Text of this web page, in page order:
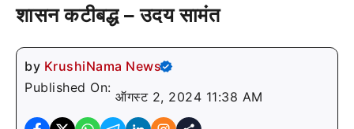
शासन कटीबद्ध – उदय सामंत
by KrushiNama News
Published On:
ऑगस्ट 2, 2024 11:38 AM